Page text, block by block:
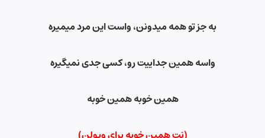
به جز تو همه میدونن، واست این مرد میمیره
واسه همین جداییت رو،کسی جدی نمیگیره
همین خوبه همین خوبه